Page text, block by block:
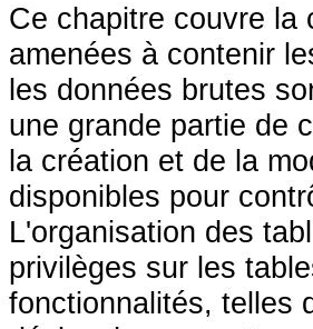
Ce chapitre couvre la
amenées à contenir
les données brutes
une grande partie de
la création et de la
disponibles pour
L'organisation des
privilèges sur les
fonctionnalités, telles